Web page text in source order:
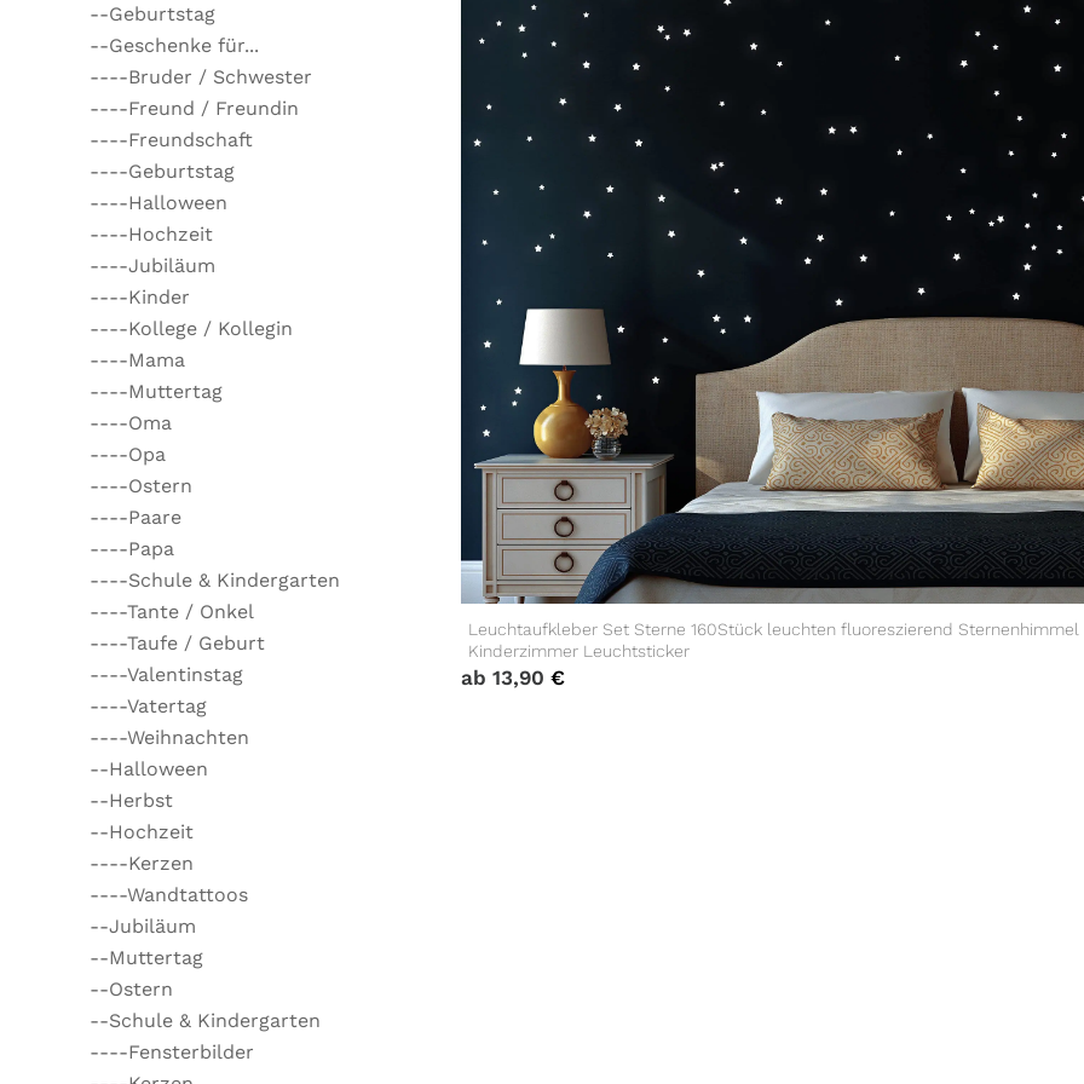
--Geburtstag
--Geschenke für...
----Bruder / Schwester
----Freund / Freundin
----Freundschaft
----Geburtstag
----Halloween
----Hochzeit
----Jubiläum
----Kinder
----Kollege / Kollegin
----Mama
----Muttertag
----Oma
----Opa
----Ostern
----Paare
----Papa
----Schule & Kindergarten
----Tante / Onkel
----Taufe / Geburt
----Valentinstag
----Vatertag
----Weihnachten
--Halloween
--Herbst
--Hochzeit
----Kerzen
----Wandtattoos
--Jubiläum
--Muttertag
--Ostern
--Schule & Kindergarten
----Fensterbilder
Leuchtaufkleber Set Sterne 160Stück leuchten fluoreszierend Sternenhimmel
Kinderzimmer Leuchtsticker
ab 13,90 €